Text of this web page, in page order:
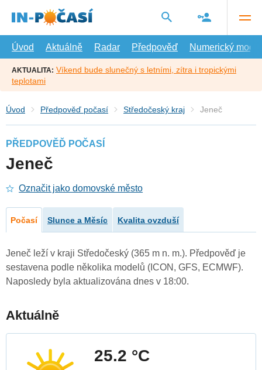
hlavní
Úvod
Aktuálně Radar Předpověď Numerický model
AKTUALITA: Víkend bude slunečný s letními, zítra i tropickými
teplotami
Úvod Předpověď počasí Středočeský kraj Jeneč
PŘEDPOVĚĎ POČASÍ
Jeneč
Označit jako domovské město
Počasí Slunce a Měsíc Kvalita ovzduší
Jeneč leží v kraji Středočeský (365 m n. m.). Předpověď je
sestavena podle několika modelů (ICON, GFS, ECMWF).
Naposledy byla aktualizována dnes v 18:00.
Aktuálně
25.2 °C